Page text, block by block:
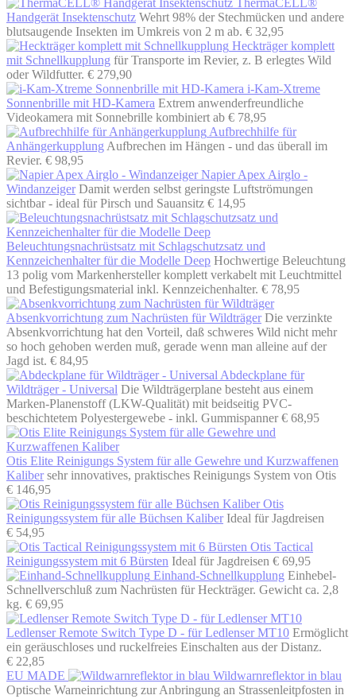
ThermaCELL®
Handgerät Insektenschutz Wehrt 98% der Stechmücken und andere
blutsaugende Insekten im Umkreis von 2 m ab. € 32,95
Heckträger komplett
mit Schnellkupplung für Transporte im Revier, z. B erlegtes Wild
oder Wildfutter. € 279,90
i-Kam-Xtreme
Sonnenbrille mit HD-Kamera Extrem anwenderfreundliche
Videokamera mit Sonnebrille kombiniert ab € 78,95
Aufbrechhilfe für
Anhängerkupplung Aufbrechen im Hängen - und das überall im
Revier. € 98,95
Napier Apex Airglo -
Windanzeiger Damit werden selbst geringste Luftströmungen
sichtbar - ideal für Pirsch und Sauansitz € 14,95
Beleuchtungsnachrüstsatz mit Schlagschutzsatz und
Kennzeichenhalter für die Modelle Deep Hochwertige Beleuchtung
13 polig vom Markenhersteller komplett verkabelt mit Leuchtmittel
und Befestigungsmaterial inkl. Kennzeichenhalter. € 78,95
Absenkvorrichtung zum Nachrüsten für Wildträger Die verzinkte
Absenkvorrichtung hat den Vorteil, daß schweres Wild nicht mehr
so hoch gehoben werden muß, gerade wenn man alleine auf der
Jagd ist. € 84,95
Abdeckplane für
Wildträger - Universal Die Wildträgerplane besteht aus einem
Marken-Planenstoff (LKW-Qualität) mit beidseitig PVC-
beschichtetem Polyestergewebe - inkl. Gummispanner € 68,95
Otis Elite Reinigungs System für alle Gewehre und Kurzwaffenen
Kaliber sehr innovatives, praktisches Reinigungs System von Otis
€ 146,95
Otis
Reinigungssystem für alle Büchsen Kaliber Ideal für Jagdreisen
€ 54,95
Otis Tactical
Reinigungssystem mit 6 Bürsten Ideal für Jagdreisen € 69,95
Einhand-Schnellkupplung Einhebel-
Schnellverschluß zum Nachrüsten für Heckträger. Gewicht ca. 2,8
kg. € 69,95
Ledlenser Remote Switch Type D - für Ledlenser MT10 Ermöglicht
ein geräuschloses und ruckelfreies Einschalten aus der Distanz.
€ 22,85
EU MADE
Wildwarnreflektor in blau
Optische Warneinrichtung zur Anbringung an Strassenleitpfosten in